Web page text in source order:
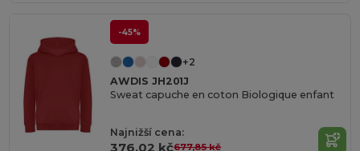
-45%
+2
AWDIS JH201J
Sweat capuche en coton Biologique enfant
Najnižší cena:
376,02 kč677,85 kč